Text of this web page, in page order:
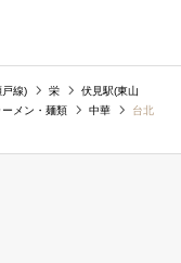
戸線) 栄
伏見駅(東山
ーメン・麺類 中華
台北